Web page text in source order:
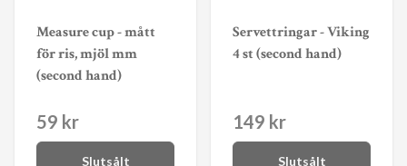
Measure cup - mått
för ris, mjöl mm
(second hand)
59 kr
Slutsålt
Servettringar - Viking
4 st (second hand)
149 kr
Slutsålt